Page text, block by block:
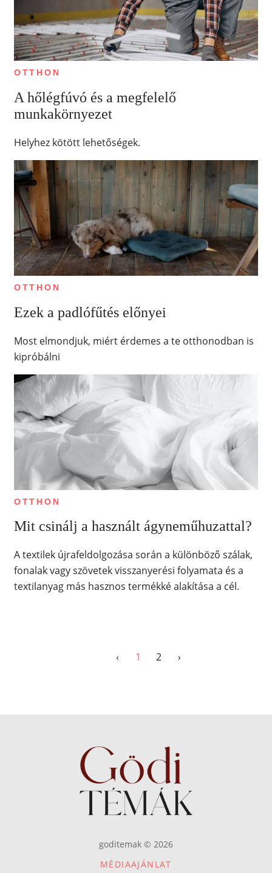
OTTHON
A hőlégfúvó és a megfelelő
munkakörnyezet
Helyhez kötött lehetőségek.
OTTHON
Ezek a padlófűtés előnyei
Most elmondjuk, miért érdemes a te otthonodban is
kipróbálni
OTTHON
Mit csinálj a használt ágyneműhuzattal?
A textilek újrafeldolgozása során a különböző szálak,
fonalak vagy szövetek visszanyerési folyamata és a
textilanyag más hasznos termékké alakítása a cél.
‹ 1 2 ›
goditemak © 2026
MÉDIAAJÁNLAT